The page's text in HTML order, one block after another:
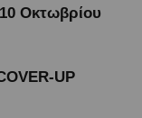
Οκτωβρίου
UP